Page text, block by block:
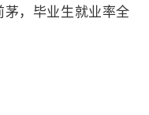
，毕业生就业率全